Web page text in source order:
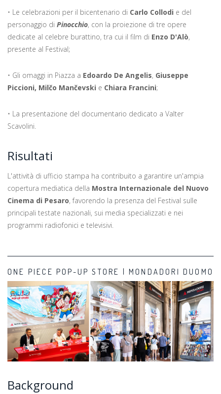
• Le celebrazioni per il bicentenario di Carlo Collodi e del
personaggio di Pinocchio, con la proiezione di tre opere
dedicate al celebre burattino, tra cui il film di Enzo D'Alò,
presente al Festival;
• Gli omaggi in Piazza a Edoardo De Angelis, Giuseppe
Piccioni, Milčo Mančevski e Chiara Francini;
• La presentazione del documentario dedicato a Valter
Scavolini.
Risultati
L'attività di ufficio stampa ha contribuito a garantire un'ampia
copertura mediatica della Mostra Internazionale del Nuovo
Cinema di Pesaro, favorendo la presenza del Festival sulle
principali testate nazionali, sui media specializzati e nei
programmi radiofonici e televisivi.
ONE PIECE POP-UP STORE | MONDADORI DUOMO
Background